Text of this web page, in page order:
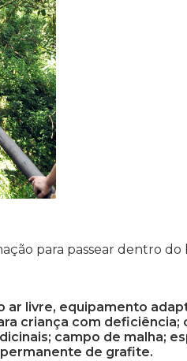
para passear dentro do
ar livre, equipamento
criança com deficiência;
campo de malha;
de grafite.